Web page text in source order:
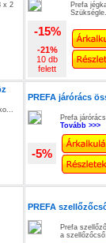
x 2
Prefa
-15%
-21%
10 db
felett
PREFA járórács
Prefa
Tovább >>>
-5%
PREFA
Prefa
a